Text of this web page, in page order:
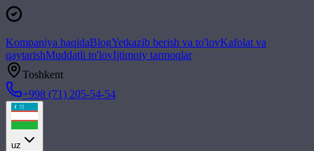
Kompaniya haqidaBlogYetkazib berish va to'lovKafolat va
qaytarishMuddatli to'lovIjtimoiy tarmoqlar
Toshkent
+998 (71) 205-54-54
uz